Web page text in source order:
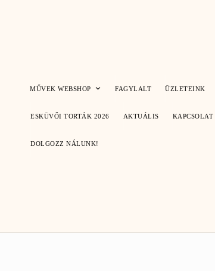
MŰVEK WEBSHOP FAGYLALT ÜZLETEINK
ESKÜVŐI TORTÁK 2026 AKTUÁLIS KAPCSOLAT
DOLGOZZ NÁLUNK!